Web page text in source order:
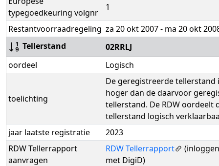
typegoedkeuring volgnr
1
Restantvoorraadregeling za 20 okt 2007 - ma 20 okt
Tellerstand
02RRLJ
oordeel
Logisch
toelichting
De geregistreerde tellerstand
hoger dan de daarvoor
tellerstand. De RDW oordeelt
tellerstand logisch
jaar laatste registratie
2023
RDW Tellerrapport
aanvragen
RDW Tellerrapport
met DigiD)